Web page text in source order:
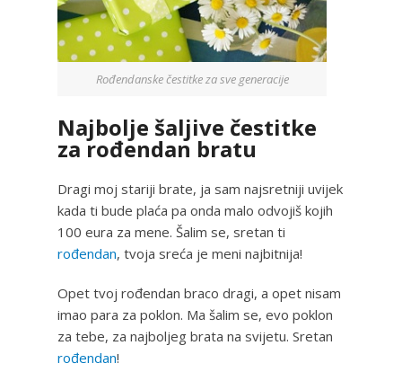
Rođendanske čestitke za sve generacije
Najbolje šaljive čestitke
za rođendan bratu
Dragi moj stariji brate, ja sam najsretniji uvijek
kada ti bude plaća pa onda malo odvojiš kojih
100 eura za mene. Šalim se, sretan ti
rođendan, tvoja sreća je meni najbitnija!
Opet tvoj rođendan braco dragi, a opet nisam
imao para za poklon. Ma šalim se, evo poklon
za tebe, za najboljeg brata na svijetu. Sretan
rođendan!